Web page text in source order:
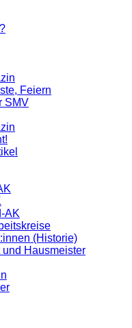
Feiern
SMV
AK
(Historie)
Hausmeister